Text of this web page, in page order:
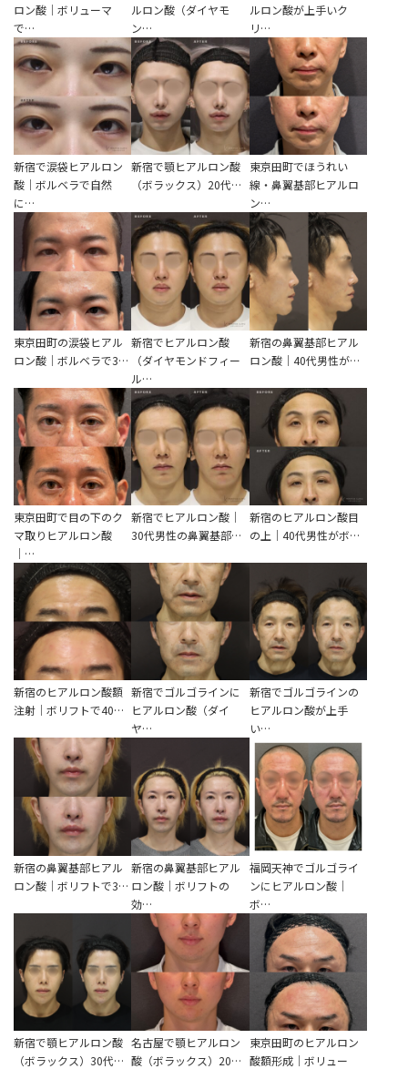
ロン酸｜ボリューマ
で…
ルロン酸（ダイヤモ
ン…
ルロン酸が上手いク
リ…
新宿で涙袋ヒアルロン
酸｜ボルベラで自然
に…
新宿で顎ヒアルロン酸
（ボラックス）20代…
東京田町でほうれい
線・鼻翼基部ヒアルロ
ン…
東京田町の涙袋ヒアル
ロン酸｜ボルベラで3…
新宿でヒアルロン酸
（ダイヤモンドフィー
ル…
新宿の鼻翼基部ヒアル
ロン酸｜40代男性が…
東京田町で目の下のク
マ取りヒアルロン酸
｜…
新宿でヒアルロン酸｜
30代男性の鼻翼基部…
新宿のヒアルロン酸目
の上｜40代男性がボ…
新宿のヒアルロン酸額
注射｜ボリフトで40…
新宿でゴルゴラインに
ヒアルロン酸（ダイ
ヤ…
新宿でゴルゴラインの
ヒアルロン酸が上手
い…
新宿の鼻翼基部ヒアル
ロン酸｜ボリフトで3…
新宿の鼻翼基部ヒアル
ロン酸｜ボリフトの
効…
福岡天神でゴルゴライ
ンにヒアルロン酸｜
ボ…
新宿で顎ヒアルロン酸
（ボラックス）30代…
名古屋で顎ヒアルロン
酸（ボラックス）20…
東京田町のヒアルロン
酸額形成｜ボリュー